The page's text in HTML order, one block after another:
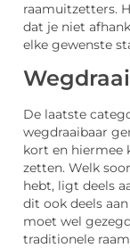
raamuitzetters.
dat je niet
elke gewenste
De laatste
wegdraaibaar
kort en hiermee
zetten. Welk
hebt, ligt deels
dit ook deels
moet wel
traditionele